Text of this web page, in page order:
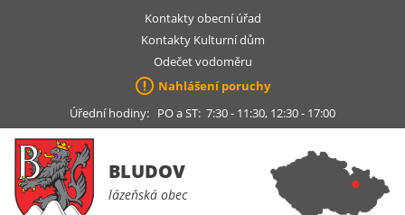
Kontakty obecní úřad
Kontakty Kulturní dům
Odečet vodoměru
Nahlášení poruchy
Úřední hodiny: PO a ST: 7:30 - 11:30, 12:30 - 17:00
BLUDOV
lázeňská obec